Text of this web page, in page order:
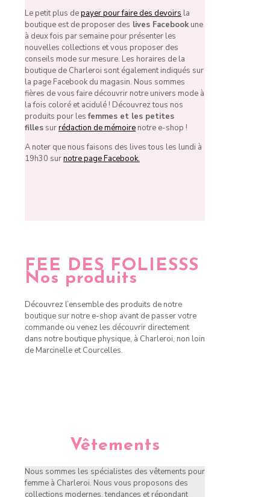
Le petit plus depayer pour faire des devoirs la
boutique est de proposer des lives Facebook une
à deux fois par semaine pour présenter les
nouvelles collections et vous proposer des
conseils mode sur mesure. Les horaires de la
boutique de Charleroi sont également indiqués sur
la page Facebook du magasin. Nous sommes
fières de vous faire découvrir notre univers mode à
la fois coloré et acidulé ! Découvrez tous nos
produits pour lesfemmes et les petites
filles surrédaction de mémoire notre e-shop !
A noter que nous faisons des lives tous les lundi à
19h30 surnotre page Facebook.
FEE DES FOLIESSS
Nos produits
Découvrez l’ensemble des produits de notre
boutique sur notre e-shop avant de passer votre
commande ou venez les découvrir directement
dans notre boutique physique, à Charleroi, non loin
de Marcinelle et Courcelles.
Vêtements
Nous sommes les spécialistes des vêtements pour
femme à Charleroi. Nous vous proposons des
collections modernes, tendances et répondant